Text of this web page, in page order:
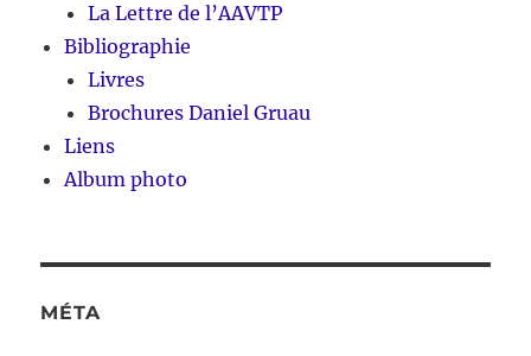
La Lettre de l’AAVTP
Bibliographie
Livres
Brochures Daniel Gruau
Liens
Album photo
MÉTA